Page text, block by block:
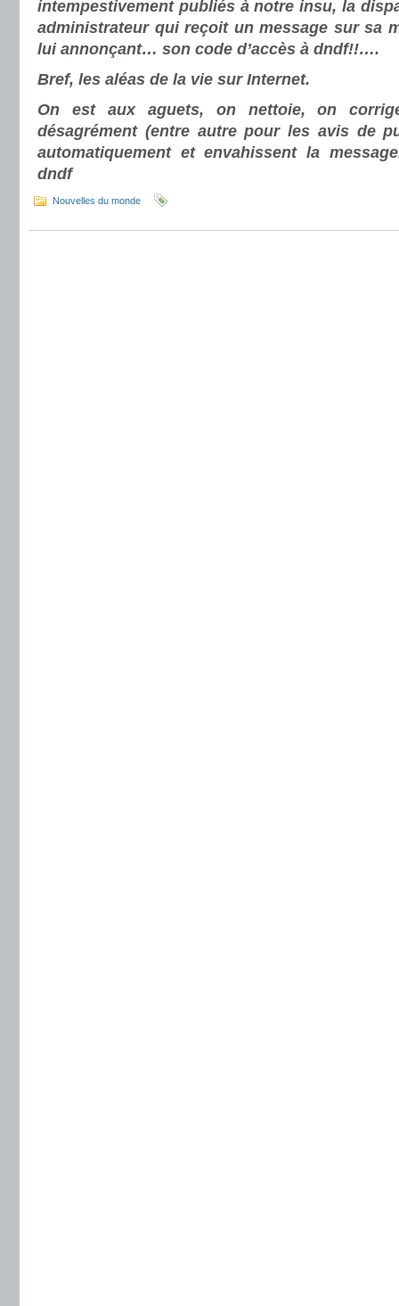
intempestivement publiés à notre insu, la
administrateur qui reçoit un message sur sa
lui annonçant… son code d’accès à dndf!!….
Bref, les aléas de la vie sur Internet.
On est aux aguets, on nettoie, on
désagrément (entre autre pour les avis de
automatiquement et envahissent la
dndf
Nouvelles du monde